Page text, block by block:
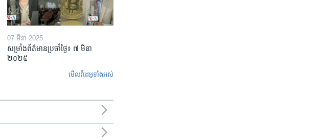
07 មីនា 2025
សម្រាំងព័ត៌មានប្រចាំថ្ងៃ៖ ៧ មីនា
២០២៥
មើល​វីដេអូ​ទាំង​អស់